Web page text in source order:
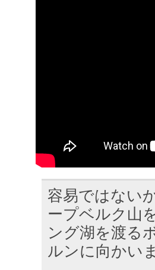
容易ではない
ープベルク山
ング湖を渡る
ルンに向かい